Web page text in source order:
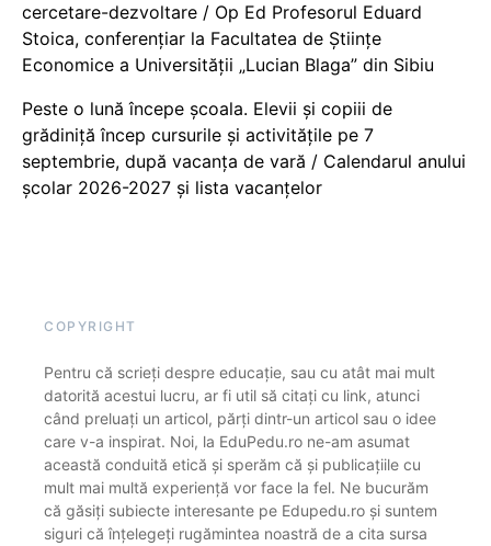
cercetare-dezvoltare / Op Ed Profesorul Eduard
Stoica, conferențiar la Facultatea de Științe
Economice a Universității „Lucian Blaga” din Sibiu
Peste o lună începe școala. Elevii și copiii de
grădiniță încep cursurile și activitățile pe 7
septembrie, după vacanța de vară / Calendarul anului
școlar 2026-2027 și lista vacanțelor
COPYRIGHT
Pentru că scrieți despre educație, sau cu atât mai mult
datorită acestui lucru, ar fi util să citați cu link, atunci
când preluați un articol, părți dintr-un articol sau o idee
care v-a inspirat. Noi, la EduPedu.ro ne-am asumat
această conduită etică și sperăm că și publicațiile cu
mult mai multă experiență vor face la fel. Ne bucurăm
că găsiți subiecte interesante pe Edupedu.ro și suntem
siguri că înțelegeți rugămintea noastră de a cita sursa